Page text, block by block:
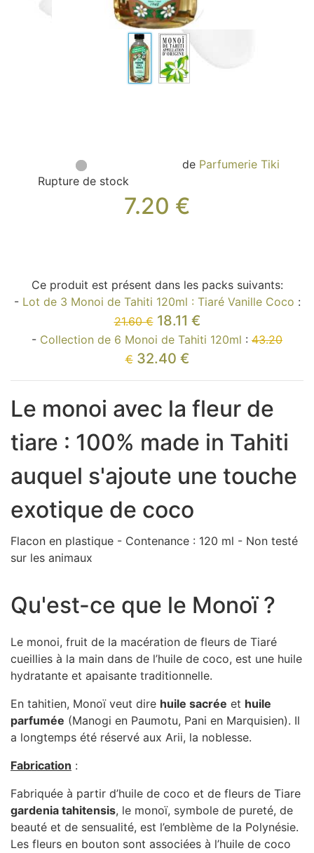
Sacs, Bijoux et Accessoires (33)
Retour et remboursement
Nous contacter
Rupture de stock
de Parfumerie Tiki
7.20 €
Ce produit est présent dans les packs suivants:
- Lot de 3 Monoi de Tahiti 120ml : Tiaré Vanille Coco :
21.60 € 18.11 €
- Collection de 6 Monoi de Tahiti 120ml : 43.20
€ 32.40 €
Le monoi avec la fleur de
tiare : 100% made in Tahiti
auquel s'ajoute une touche
exotique de coco
Flacon en plastique - Contenance : 120 ml - Non testé
sur les animaux
Qu'est-ce que le Monoï ?
Le monoi, fruit de la macération de fleurs de Tiaré
cueillies à la main dans de l’huile de coco, est une huile
hydratante et apaisante traditionnelle.
En tahitien, Monoï veut dire huile sacrée et huile
parfumée (Manogi en Paumotu, Pani en Marquisien). Il
a longtemps été réservé aux Arii, la noblesse.
Fabrication :
Fabriquée à partir d’huile de coco et de fleurs de Tiare
gardenia tahitensis, le monoï, symbole de pureté, de
beauté et de sensualité, est l’emblème de la Polynésie.
Les fleurs en bouton sont associées à l’huile de coco